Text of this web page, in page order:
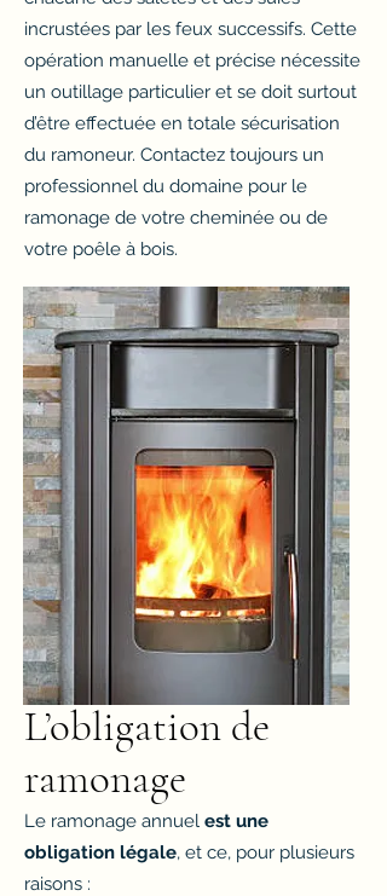
incrustées par les feux successifs. Cette
opération manuelle et précise nécessite
un outillage particulier et se doit surtout
d’être effectuée en totale sécurisation
du ramoneur. Contactez toujours un
professionnel du domaine pour le
ramonage de votre cheminée ou de
votre poêle à bois.
L’obligation de
ramonage
Le ramonage annuel est une
obligation légale, et ce, pour plusieurs
raisons :